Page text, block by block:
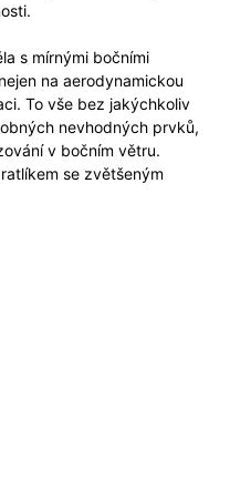
s mírnými bočními
na aerodynamickou
To vše bez jakýchkoliv
nevhodných prvků,
v bočním větru.
se zvětšeným